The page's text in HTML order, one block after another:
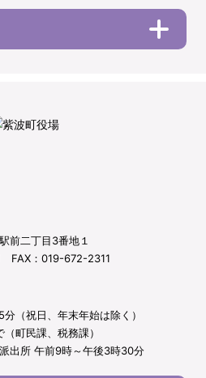
前二丁目3番地１
FAX：019-672-2311
（祝日、年末年始は除く）
町民課、税務課）
出所 午前9時～午後3時30分